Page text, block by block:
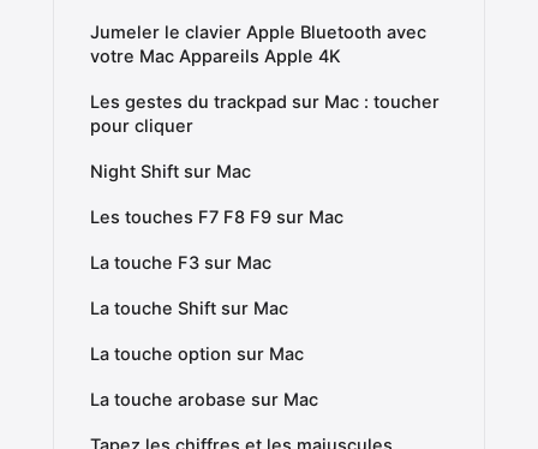
Jumeler le clavier Apple Bluetooth avec
votre Mac Appareils Apple 4K
Les gestes du trackpad sur Mac : toucher
pour cliquer
Night Shift sur Mac
Les touches F7 F8 F9 sur Mac
La touche F3 sur Mac
La touche Shift sur Mac
La touche option sur Mac
La touche arobase sur Mac